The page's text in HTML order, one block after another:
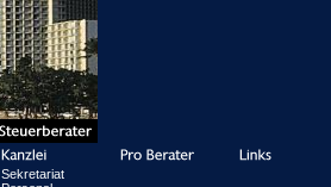
Sekretariat